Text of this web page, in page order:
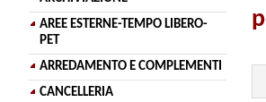
AREE ESTERNE-TEMPO LIBERO-
PET
ARREDAMENTO E COMPLEMENTI
CANCELLERIA